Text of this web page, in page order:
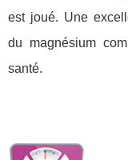
est joué. Une
du magnésium
santé.